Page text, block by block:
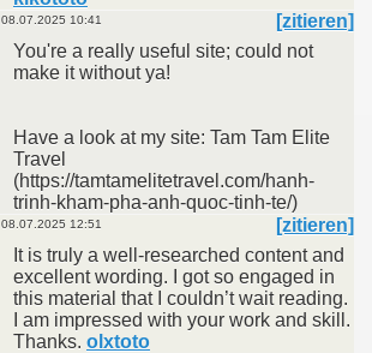
08.07.2025 10:41
[zitieren]
You're a really useful site; could not
make it without ya!
Have a look at my site: Tam Tam Elite
Travel
(https://tamtamelitetravel.com/hanh-
trinh-kham-pha-anh-quoc-tinh-te/)
08.07.2025 12:51
[zitieren]
It is truly a well-researched content and
excellent wording. I got so engaged in
this material that I couldn’t wait reading.
I am impressed with your work and skill.
Thanks. olxtoto